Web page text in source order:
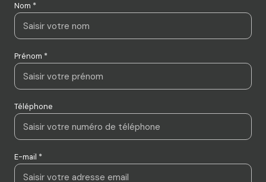
Nom *
Prénom *
Téléphone
E-mail *